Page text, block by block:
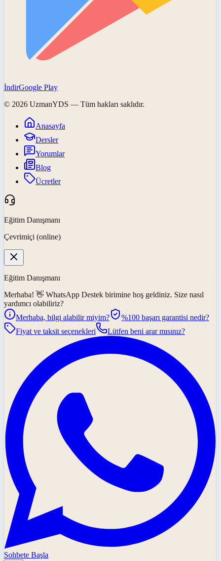
İndirGoogle Play
© 2026 UzmanYDS — Tüm hakları saklıdır.
Anasayfa
Dersler
Yorumlar
Blog
Ücretler
Eğitim Danışmanı
Çevrimiçi (online)
Eğitim Danışmanı
Merhaba! 👋 WhatsApp Destek birimine hoş geldiniz. Size nasıl
yardımcı olabiliriz?
Merhaba, bilgi alabilir miyim?
%100 başarı garantisi nedir?
Fiyat ve taksit seçenekleri
Lütfen beni arar mısınız?
Sohbete Başla